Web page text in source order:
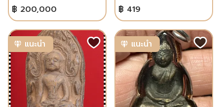
฿ 200,000 ฿ 419
แนะนำ แนะนำ